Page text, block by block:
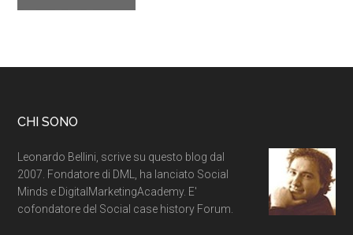
CHI SONO
Leonardo Bellini, scrive su questo blog dal
2007. Fondatore di DML, ha lanciato Social
Minds e DigitalMarketingAcademy. E'
cofondatore del Social case history Forum.